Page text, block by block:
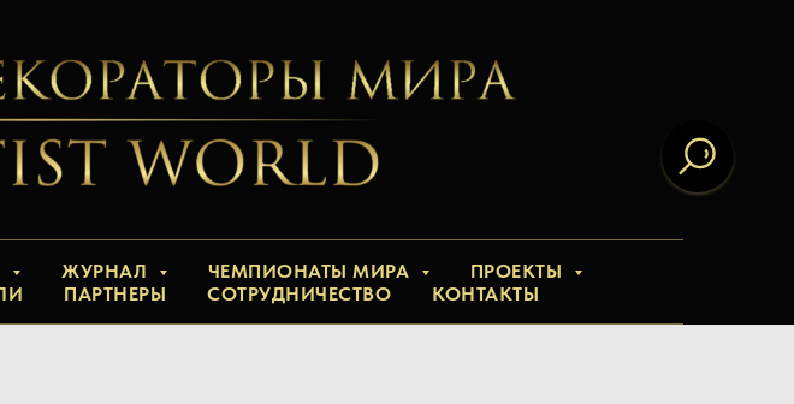
ЖУРНАЛ ЧЕМПИОНАТЫ МИРА
ПРОЕКТЫ
ПАРТНЕРЫ СОТРУДНИЧЕСТВО КОНТАКТЫ